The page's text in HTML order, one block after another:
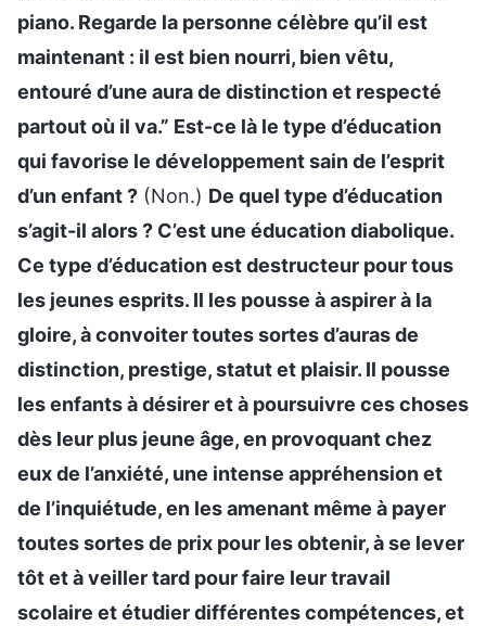
piano. Regarde la personne célèbre qu’il est
maintenant : il est bien nourri, bien vêtu,
entouré d’une aura de distinction et respecté
partout où il va.” Est-ce là le type d’éducation
qui favorise le développement sain de l’esprit
d’un enfant ? (Non.) De quel type d’éducation
s’agit-il alors ? C’est une éducation diabolique.
Ce type d’éducation est destructeur pour tous
les jeunes esprits. Il les pousse à aspirer à la
gloire, à convoiter toutes sortes d’auras de
distinction, prestige, statut et plaisir. Il pousse
les enfants à désirer et à poursuivre ces choses
dès leur plus jeune âge, en provoquant chez
eux de l’anxiété, une intense appréhension et
de l’inquiétude, en les amenant même à payer
toutes sortes de prix pour les obtenir, à se lever
tôt et à veiller tard pour faire leur travail
scolaire et étudier différentes compétences, et